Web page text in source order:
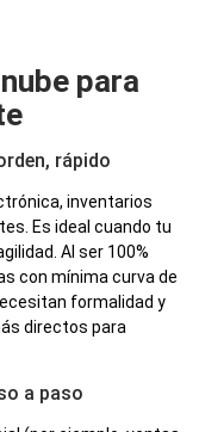
para
rápido
inventarios
Es ideal cuando tu
Al ser 100%
con mínima curva de
formalidad y
directos para
a paso